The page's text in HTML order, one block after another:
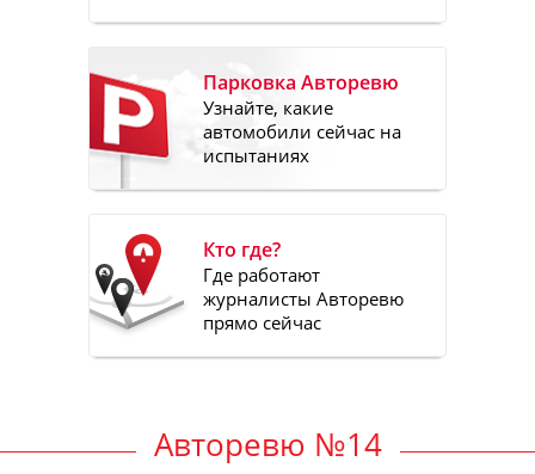
Парковка Авторевю
Узнайте, какие
автомобили сейчас на
испытаниях
Кто где?
Где работают
журналисты Авторевю
прямо сейчас
Авторевю №14